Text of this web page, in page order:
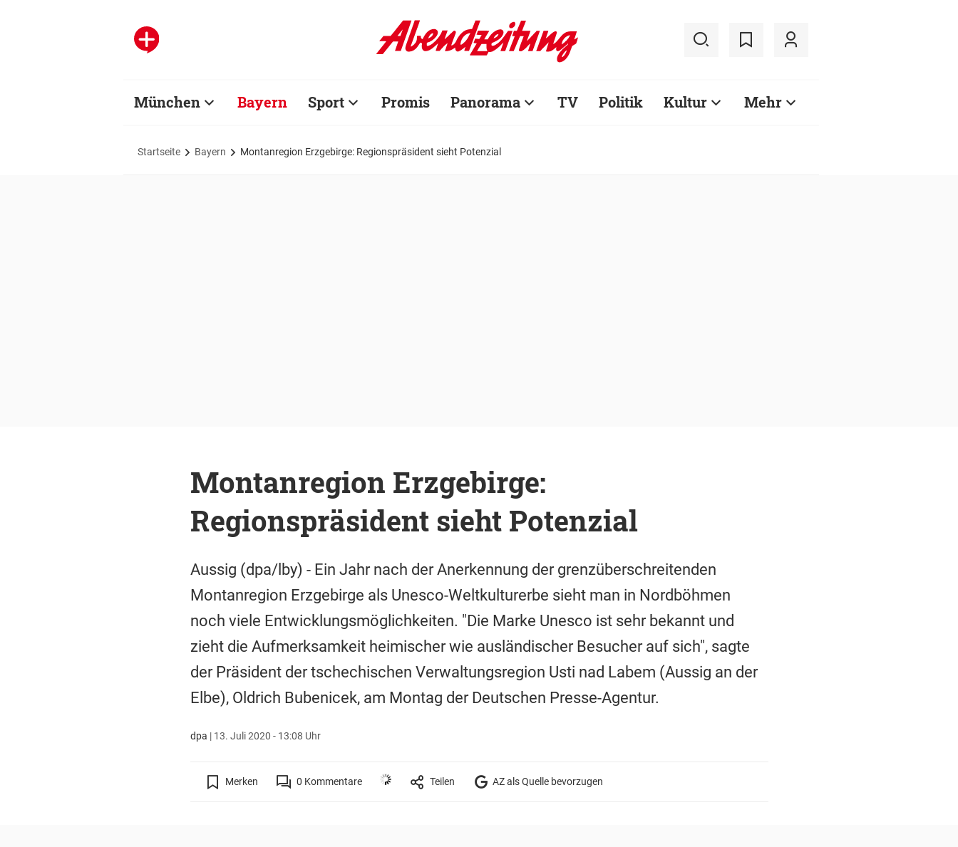
München Bayern Sport Promis Panorama TV Politik Kultur Mehr
Startseite Bayern Montanregion Erzgebirge: Regionspräsident sieht Potenzial
Montanregion Erzgebirge:
Regionspräsident sieht Potenzial
Aussig (dpa/lby) - Ein Jahr nach der Anerkennung der grenzüberschreitenden
Montanregion Erzgebirge als Unesco-Weltkulturerbe sieht man in Nordböhmen
noch viele Entwicklungsmöglichkeiten. "Die Marke Unesco ist sehr bekannt und
zieht die Aufmerksamkeit heimischer wie ausländischer Besucher auf sich", sagte
der Präsident der tschechischen Verwaltungsregion Usti nad Labem (Aussig an der
Elbe), Oldrich Bubenicek, am Montag der Deutschen Presse-Agentur.
dpa | 13. Juli 2020 - 13:08 Uhr
Merken 0 Kommentare Teilen AZ als Quelle bevorzugen